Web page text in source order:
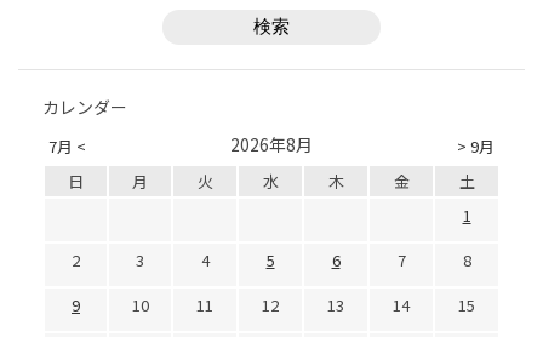
カレンダー
7月 < > 9月
2026年8月
日 月 火 水 木 金
土
1
2
3 4 5 6 7
8
9
10 11 12 13 14
15